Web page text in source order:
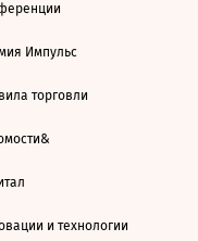
Импульс
торговли
и технологии